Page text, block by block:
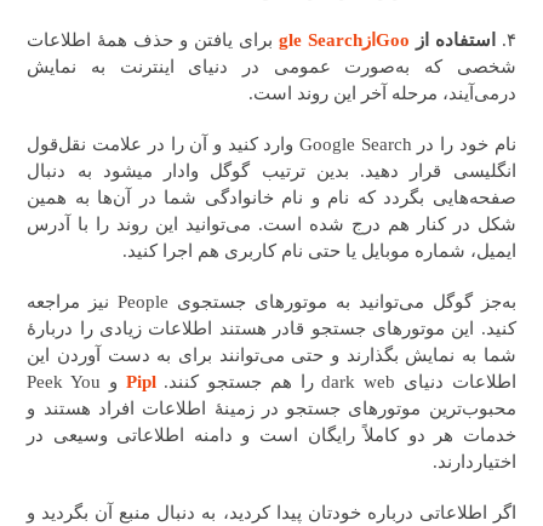
۴. استفاده از Gooازgle Search
برای یافتن و حذف همهٔ اطلاعات
شخصی‌ که به‌صورت عمومی در دنیای اینترنت به نمایش
درمی‌آیند، مرحله آخر این روند است.
نام خود را در Google Search وارد کنید و آن را در علامت نقل‌قول
انگلیسی قرار دهید. بدین ترتیب گوگل وادار میشود به دنبال
صفحه‌هایی بگردد که نام و نام خانوادگی شما در آن‌ها به همین
شکل در کنار هم درج‌ شده است. می‌توانید این روند را با آدرس
ایمیل، شماره موبایل یا حتی نام کاربری هم اجرا کنید.
به‌جز گوگل می‌توانید به موتورهای جستجوی People نیز مراجعه
کنید. این موتورهای جستجو قادر هستند اطلاعات زیادی را دربارهٔ
شما به نمایش بگذارند و حتی می‌توانند برای به دست آوردن این
اطلاعات دنیای dark web را هم جستجو کنند.
Pipl
و Peek You
محبوب‌ترین موتورهای جستجو در زمینهٔ اطلاعات افراد هستند و
خدمات هر دو کاملاً رایگان است و دامنه اطلاعاتی وسیعی در
اختیاردارند.
اگر اطلاعاتی درباره خودتان پیدا کردید، به دنبال منبع آن بگردید و